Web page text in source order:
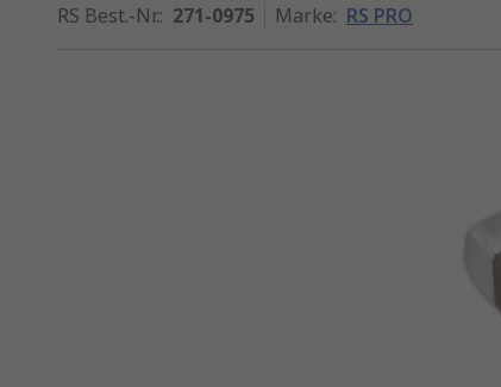
RS Best.-Nr.: 271-0975 Marke: RS PRO